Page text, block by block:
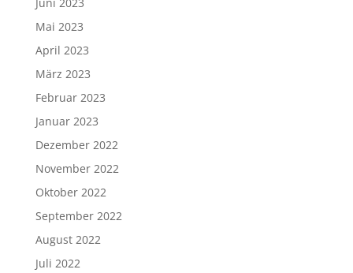
November 2023
Oktober 2023
September 2023
August 2023
Juni 2023
Mai 2023
April 2023
März 2023
Februar 2023
Januar 2023
Dezember 2022
November 2022